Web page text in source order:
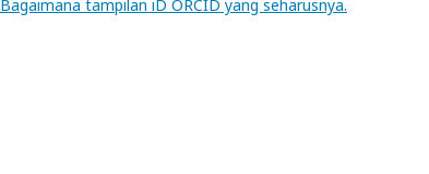
Bagaimana tampilan iD ORCID yang seharusnya.